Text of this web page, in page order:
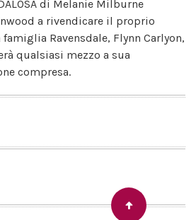
di Melanie Milburne
a rivendicare il proprio
Ravensdale, Flynn Carlyon,
qualsiasi mezzo a sua
compresa.